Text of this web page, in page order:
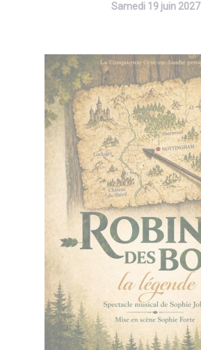
Samedi 19 juin 2027